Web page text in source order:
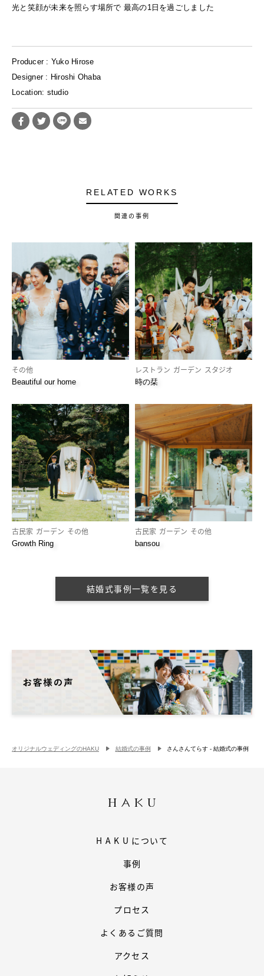
光と笑顔が未来を照らす場所で 最高の1日を過ごしました
Producer : Yuko Hirose
Designer : Hiroshi Ohaba
Location: studio
RELATED WORKS
関連の事例
その他
Beautiful our home
レストラン ガーデン スタジオ
時の栞
古民家 ガーデン その他
Growth Ring
古民家 ガーデン その他
bansou
結婚式事例一覧を見る
オリジナルウェディングのHAKU 結婚式の事例 さんさんてらす - 結婚式の事例
HAKU について
事例
お客様の声
プロセス
よくあるご質問
アクセス